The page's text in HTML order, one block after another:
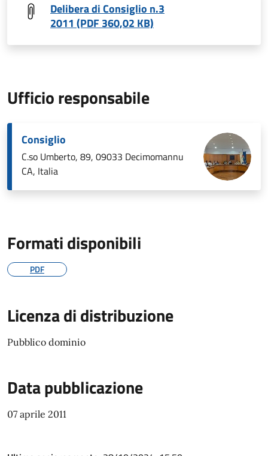
Delibera di Consiglio n.3
2011 (PDF 360,02 KB)
Ufficio responsabile
Consiglio
C.so Umberto, 89, 09033 Decimomannu
CA, Italia
Formati disponibili
PDF
Licenza di distribuzione
Pubblico dominio
Data pubblicazione
07 aprile 2011